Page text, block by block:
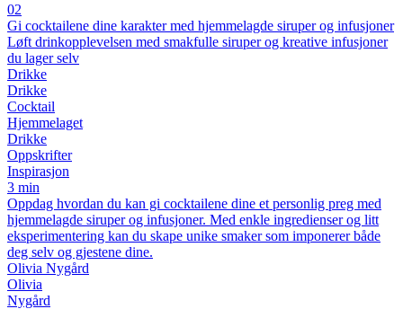
02
Gi cocktailene dine karakter med hjemmelagde siruper og infusjoner
Løft drinkopplevelsen med smakfulle siruper og kreative infusjoner
du lager selv
Drikke
Drikke
Cocktail
Hjemmelaget
Drikke
Oppskrifter
Inspirasjon
3 min
Oppdag hvordan du kan gi cocktailene dine et personlig preg med
hjemmelagde siruper og infusjoner. Med enkle ingredienser og litt
eksperimentering kan du skape unike smaker som imponerer både
deg selv og gjestene dine.
Olivia Nygård
Olivia
Nygård